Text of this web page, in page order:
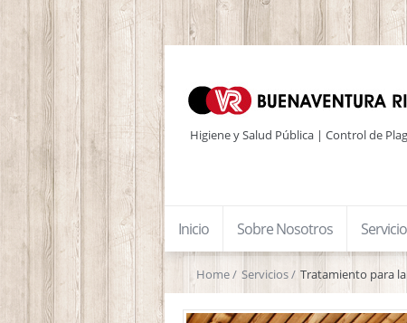
Higiene y Salud Pública | Control de
Inicio Sobre Nosotros
Home Servicios Tratamiento para